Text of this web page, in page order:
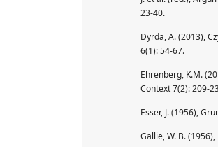
23-40.
Dyrda, A. (2013),
6(1): 54-67.
Ehrenberg, K.M.
Context 7(2): 209-
Esser, J. (1956),
Gallie, W. B.